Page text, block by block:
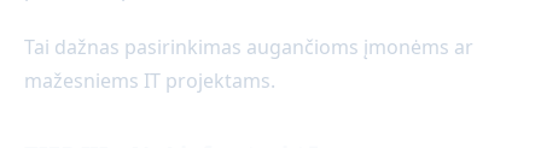
Tai dažnas pasirinkimas augančioms įmonėms ar
mažesniems IT projektams.